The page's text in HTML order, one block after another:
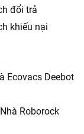
đổi trả
khiếu nại
Ecovacs Deebot
Roborock